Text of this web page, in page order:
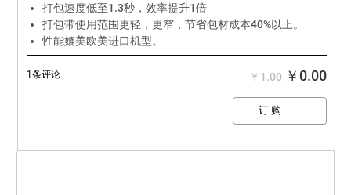
打包速度低至1.3秒，效率提升1倍
打包带使用范围更轻，更窄，节省包材成本40%以上。
性能媲美欧美进口机型。
￥1.00￥0.00
1条评论